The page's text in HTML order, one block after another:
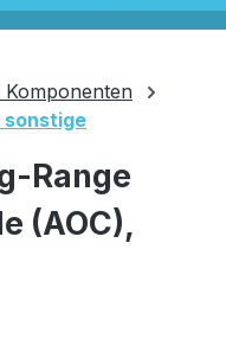
Speichern
sonstige
Range
(AOC),